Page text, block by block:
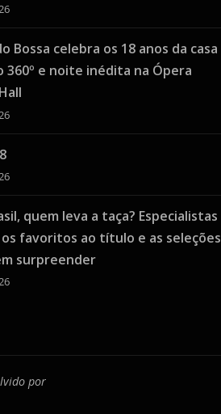
Bossa celebra os 18 anos da casa
360º e noite inédita na Ópera
quem leva a taça? Especialistas
favoritos ao título e as seleções
surpreender
por